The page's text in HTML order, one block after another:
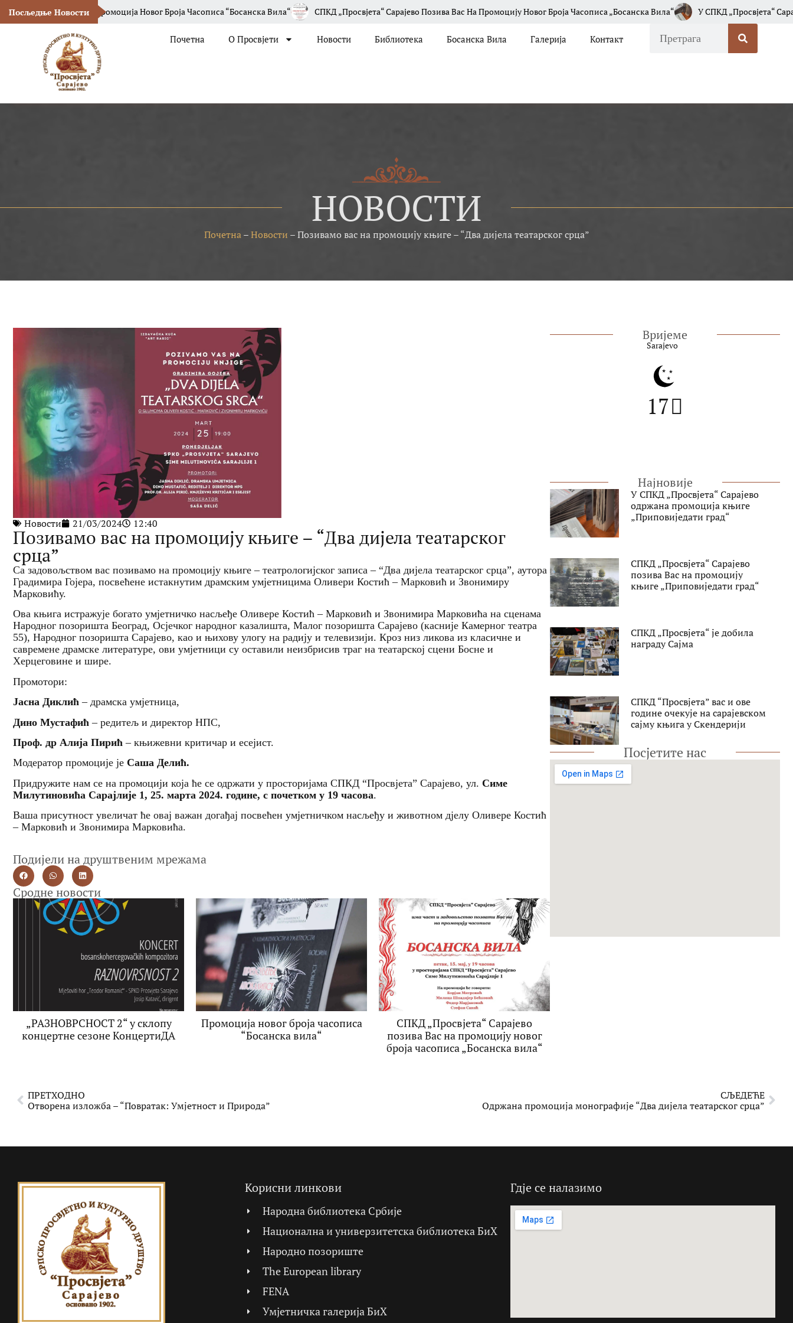
Посљедње НовостиПромоција Новог Броја Часописа “Босанска Вила“ СПКД „Просвјета“ Сарајево Позива Вас На Промоцију Новог Броја Часописа „Босанска Вила“ У СПКД „Просвјета“ Сарајево
Почетна О Просвјети Новости Библиотека Босанска Вила Галерија Контакт
НОВОСТИ
Почетна–Новости –Позивамо вас на промоцију књиге – “Два дијела театарског срца”
Новости 21/03/2024 12:40
Позивамо вас на промоцију књиге – “Два дијела театарског
срца”
Са задовољством вас позивамо на промоцију књиге – театрологијског записа – “Два дијела театарског срца”, аутора
Градимира Гојера, посвећене истакнутим драмским умјетницима Оливери Костић – Марковић и Звонимиру
Марковићу.
Ова књига истражује богато умјетничко насљеђе Оливере Костић – Марковић и Звонимира Марковића на сценама
Народног позоришта Београд, Осјечког народног казалишта, Малог позоришта Сарајево (касније Камерног театра
55), Народног позоришта Сарајево, као и њихову улогу на радију и телевизији. Кроз низ ликова из класичне и
савремене драмске литературе, ови умјетници су оставили неизбрисив траг на театарској сцени Босне и
Херцеговине и шире.
Промотори:
Јасна Диклић – драмска умјетница,
Дино Мустафић – редитељ и директор НПС,
Проф. др Алија Пирић – књижевни критичар и есејист.
Модератор промоције је Саша Делић.
Придружите нам се на промоцији која ће се одржати у просторијама СПКД “Просвјета” Сарајево, ул. Симе
Милутиновића Сарајлије 1, 25. марта 2024. године, с почетком у 19 часова.
Ваша присутност увеличат ће овај важан догађај посвећен умјетничком насљеђу и животном дјелу Оливере Костић
– Марковић и Звонимира Марковића.
Подијели на друштвеним мрежама
Сродне новости
„РАЗНОВРСНОСТ 2“ у склопу
концертне сезоне КонцертиДА
Промоција новог броја часописа
“Босанска вила“
СПКД „Просвјета“ Сарајево
позива Вас на промоцију новог
броја часописа „Босанска вила“
Вријеме
Sarajevo
17
Најновије
У СПКД „Просвјета“ Сарајево
одржана промоција књиге
„Приповиједати град“
СПКД „Просвјета“ Сарајево
позива Вас на промоцију
књиге „Приповиједати град“
СПКД „Просвјета“ је добила
награду Сајма
СПКД “Просвјета” вас и ове
године очекује на сарајевском
сајму књига у Скендерији
Посјетите нас
ПРЕТХОДНО
Отворена изложба – “Повратак: Умјетност и Природа”
СЉЕДЕЋЕ
Oдржана промоција монографије “Два дијела театарског срца”
Корисни линкови
Народна библиотека Србије
Национална и универзитетска библиотека БиХ
Народно позориште
The European library
FENA
Умјетничка галерија БиХ
Гдје се налазимо